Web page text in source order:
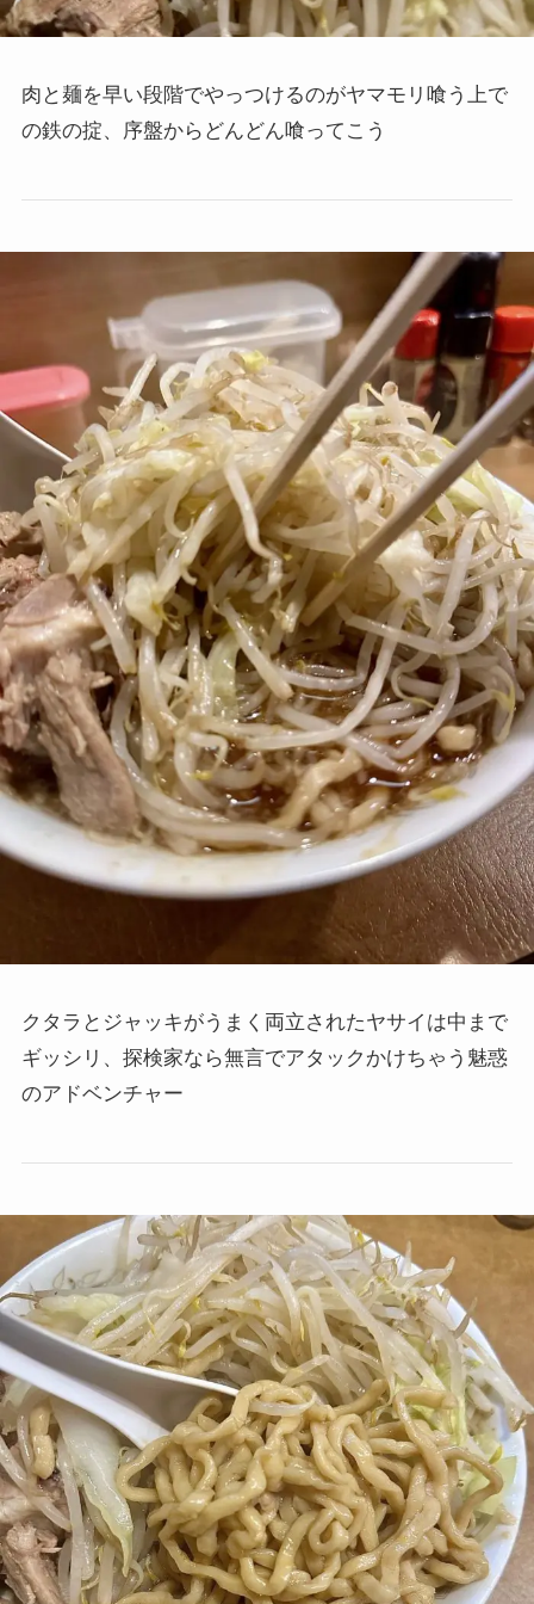
肉と麺を早い段階でやっつけるのがヤマモリ喰う上で
の鉄の掟、序盤からどんどん喰ってこう
クタラとジャッキがうまく両立されたヤサイは中まで
ギッシリ、探検家なら無言でアタックかけちゃう魅惑
のアドベンチャー